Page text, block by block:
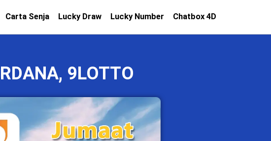
Carta Senja Lucky Draw Lucky Number Chatbox 4D
9LOTTO